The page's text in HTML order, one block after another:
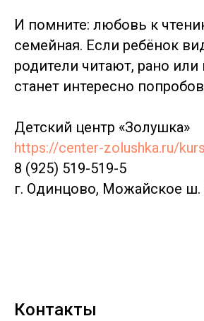
И помните: любовь к
семейная. Если ребёнок
родители читают, рано
станет интересно
Детский центр «Золушка»
https://center-zolushka.ru/
8 (925) 519-519-5
г. Одинцово, Можайское ш.
Контакты